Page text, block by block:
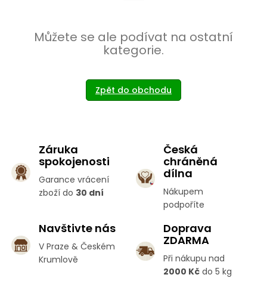
Můžete se ale podívat na ostatní
kategorie.
Zpět do obchodu
Záruka
spokojenosti
Garance vrácení
zboží do 30 dní
Česká
chráněná
dílna
Nákupem
podpoříte
Navštivte nás
V Praze & Českém
Krumlově
Doprava
ZDARMA
Při nákupu nad
2000 Kč do 5 kg